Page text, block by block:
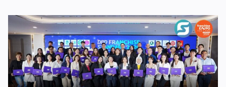
รวมกว่า 250 บูธ บนพื้นที่ 15,000 ตารางเมตร หวังเป็นทาง
เลือกสร้างรายได้เพิ่มและพยุงเศรษฐกิจไทยให้ฟื้นตัว เสิร์ฟครบ
จบในงานด้วยสินเชื่อ และทำเลทองทั่วประเทศ พร้อมเสวนาให้
ความรู้โดยผู้ทรงคุณวุฒิคับคั่ง และกิจกรรมเจรจาจับคู่ธุรกิจทั้งใน
และต่างประเทศ งานจัดต่อเนื่องระหว่างวันที่ 6-9 สิงหาคมนี้ ที่
ฮอลล์ 6-8 อิมแพ็คเมืองทองธานี คาดเม็ดเงินสะพัดในงานราว
220 ล้านบาท นายพูนพงษ์ นัยนาภากรณ์ อธิบดีกรมพัฒนา